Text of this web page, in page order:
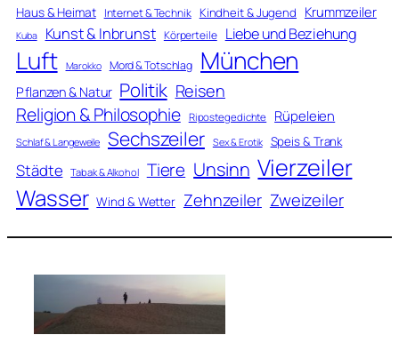
Haus & Heimat Internet & Technik Kindheit & Jugend Krummzeiler
Kuba Kunst & Inbrunst Körperteile Liebe und Beziehung
Luft Marokko Mord & Totschlag München
Pflanzen & Natur Politik Reisen
Religion & Philosophie Ripostegedichte Rüpeleien
Schlaf & Langeweile Sechszeiler Sex & Erotik Speis & Trank
Städte Tabak & Alkohol Tiere Unsinn Vierzeiler
Wasser Wind & Wetter Zehnzeiler Zweizeiler